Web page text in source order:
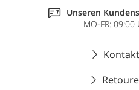
Unseren
MO-FR: